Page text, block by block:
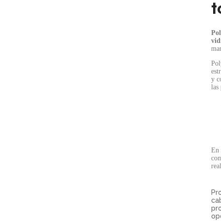
y
las
En